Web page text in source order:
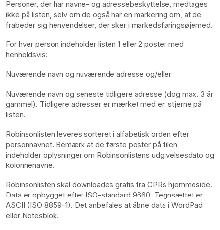
Personer, der har navne- og adressebeskyttelse, medtages
ikke på listen, selv om de også har en markering om, at de
frabeder sig henvendelser, der sker i markedsføringsøjemed.
For hver person indeholder listen 1 eller 2 poster med
henholdsvis:
Nuværende navn og nuværende adresse og/eller
Nuværende navn og seneste tidligere adresse (dog max. 3 år
gammel). Tidligere adresser er mærket med en stjerne på
listen.
Robinsonlisten leveres sorteret i alfabetisk orden efter
personnavnet. Bemærk at de første poster på filen
indeholder oplysninger om Robinsonlistens udgivelsesdato og
kolonnenavne.
Robinsonlisten skal downloades gratis fra CPRs hjemmeside.
Data er opbygget efter ISO-standard 9660. Tegnsættet er
ASCII (ISO 8859-1). Det anbefales at åbne data i WordPad
eller Notesblok.